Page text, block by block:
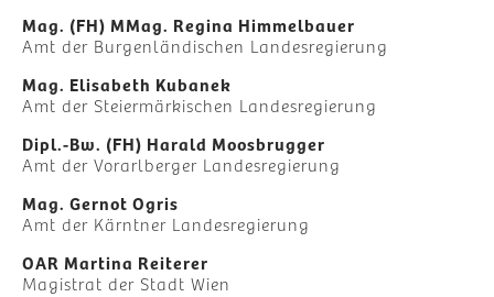
Mag. (FH) MMag. Regina Himmelbauer
Amt der Burgenländischen Landesregierung
Mag. Elisabeth Kubanek
Amt der Steiermärkischen Landesregierung
Dipl.-Bw. (FH) Harald Moosbrugger
Amt der Vorarlberger Landesregierung
Mag. Gernot Ogris
Amt der Kärntner Landesregierung
OAR Martina Reiterer
Magistrat der Stadt Wien